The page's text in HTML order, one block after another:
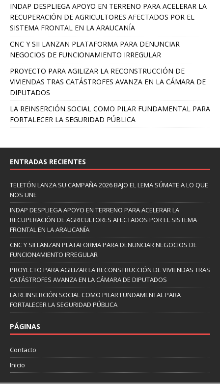
INDAP DESPLIEGA APOYO EN TERRENO PARA ACELERAR LA
RECUPERACIÓN DE AGRICULTORES AFECTADOS POR EL
SISTEMA FRONTAL EN LA ARAUCANÍA
CNC Y SII LANZAN PLATAFORMA PARA DENUNCIAR
NEGOCIOS DE FUNCIONAMIENTO IRREGULAR
PROYECTO PARA AGILIZAR LA RECONSTRUCCIÓN DE
VIVIENDAS TRAS CATÁSTROFES AVANZA EN LA CÁMARA DE
DIPUTADOS
LA REINSERCIÓN SOCIAL COMO PILAR FUNDAMENTAL PARA
FORTALECER LA SEGURIDAD PÚBLICA
ENTRADAS RECIENTES
TELETÓN LANZA SU CAMPAÑA 2026 BAJO EL LEMA SÚMATE A LO QUE
NOS UNE
INDAP DESPLIEGA APOYO EN TERRENO PARA ACELERAR LA
RECUPERACIÓN DE AGRICULTORES AFECTADOS POR EL SISTEMA
FRONTAL EN LA ARAUCANÍA
CNC Y SII LANZAN PLATAFORMA PARA DENUNCIAR NEGOCIOS DE
FUNCIONAMIENTO IRREGULAR
PROYECTO PARA AGILIZAR LA RECONSTRUCCIÓN DE VIVIENDAS TRAS
CATÁSTROFES AVANZA EN LA CÁMARA DE DIPUTADOS
LA REINSERCIÓN SOCIAL COMO PILAR FUNDAMENTAL PARA
FORTALECER LA SEGURIDAD PÚBLICA
PÁGINAS
Contacto
Inicio